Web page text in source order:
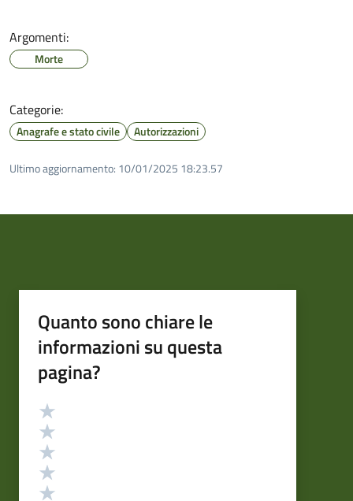
Argomenti:
Morte
Categorie:
Anagrafe e stato civile Autorizzazioni
Ultimo aggiornamento: 10/01/2025 18:23.57
Quanto sono chiare le
informazioni su questa
pagina?
Valutazione